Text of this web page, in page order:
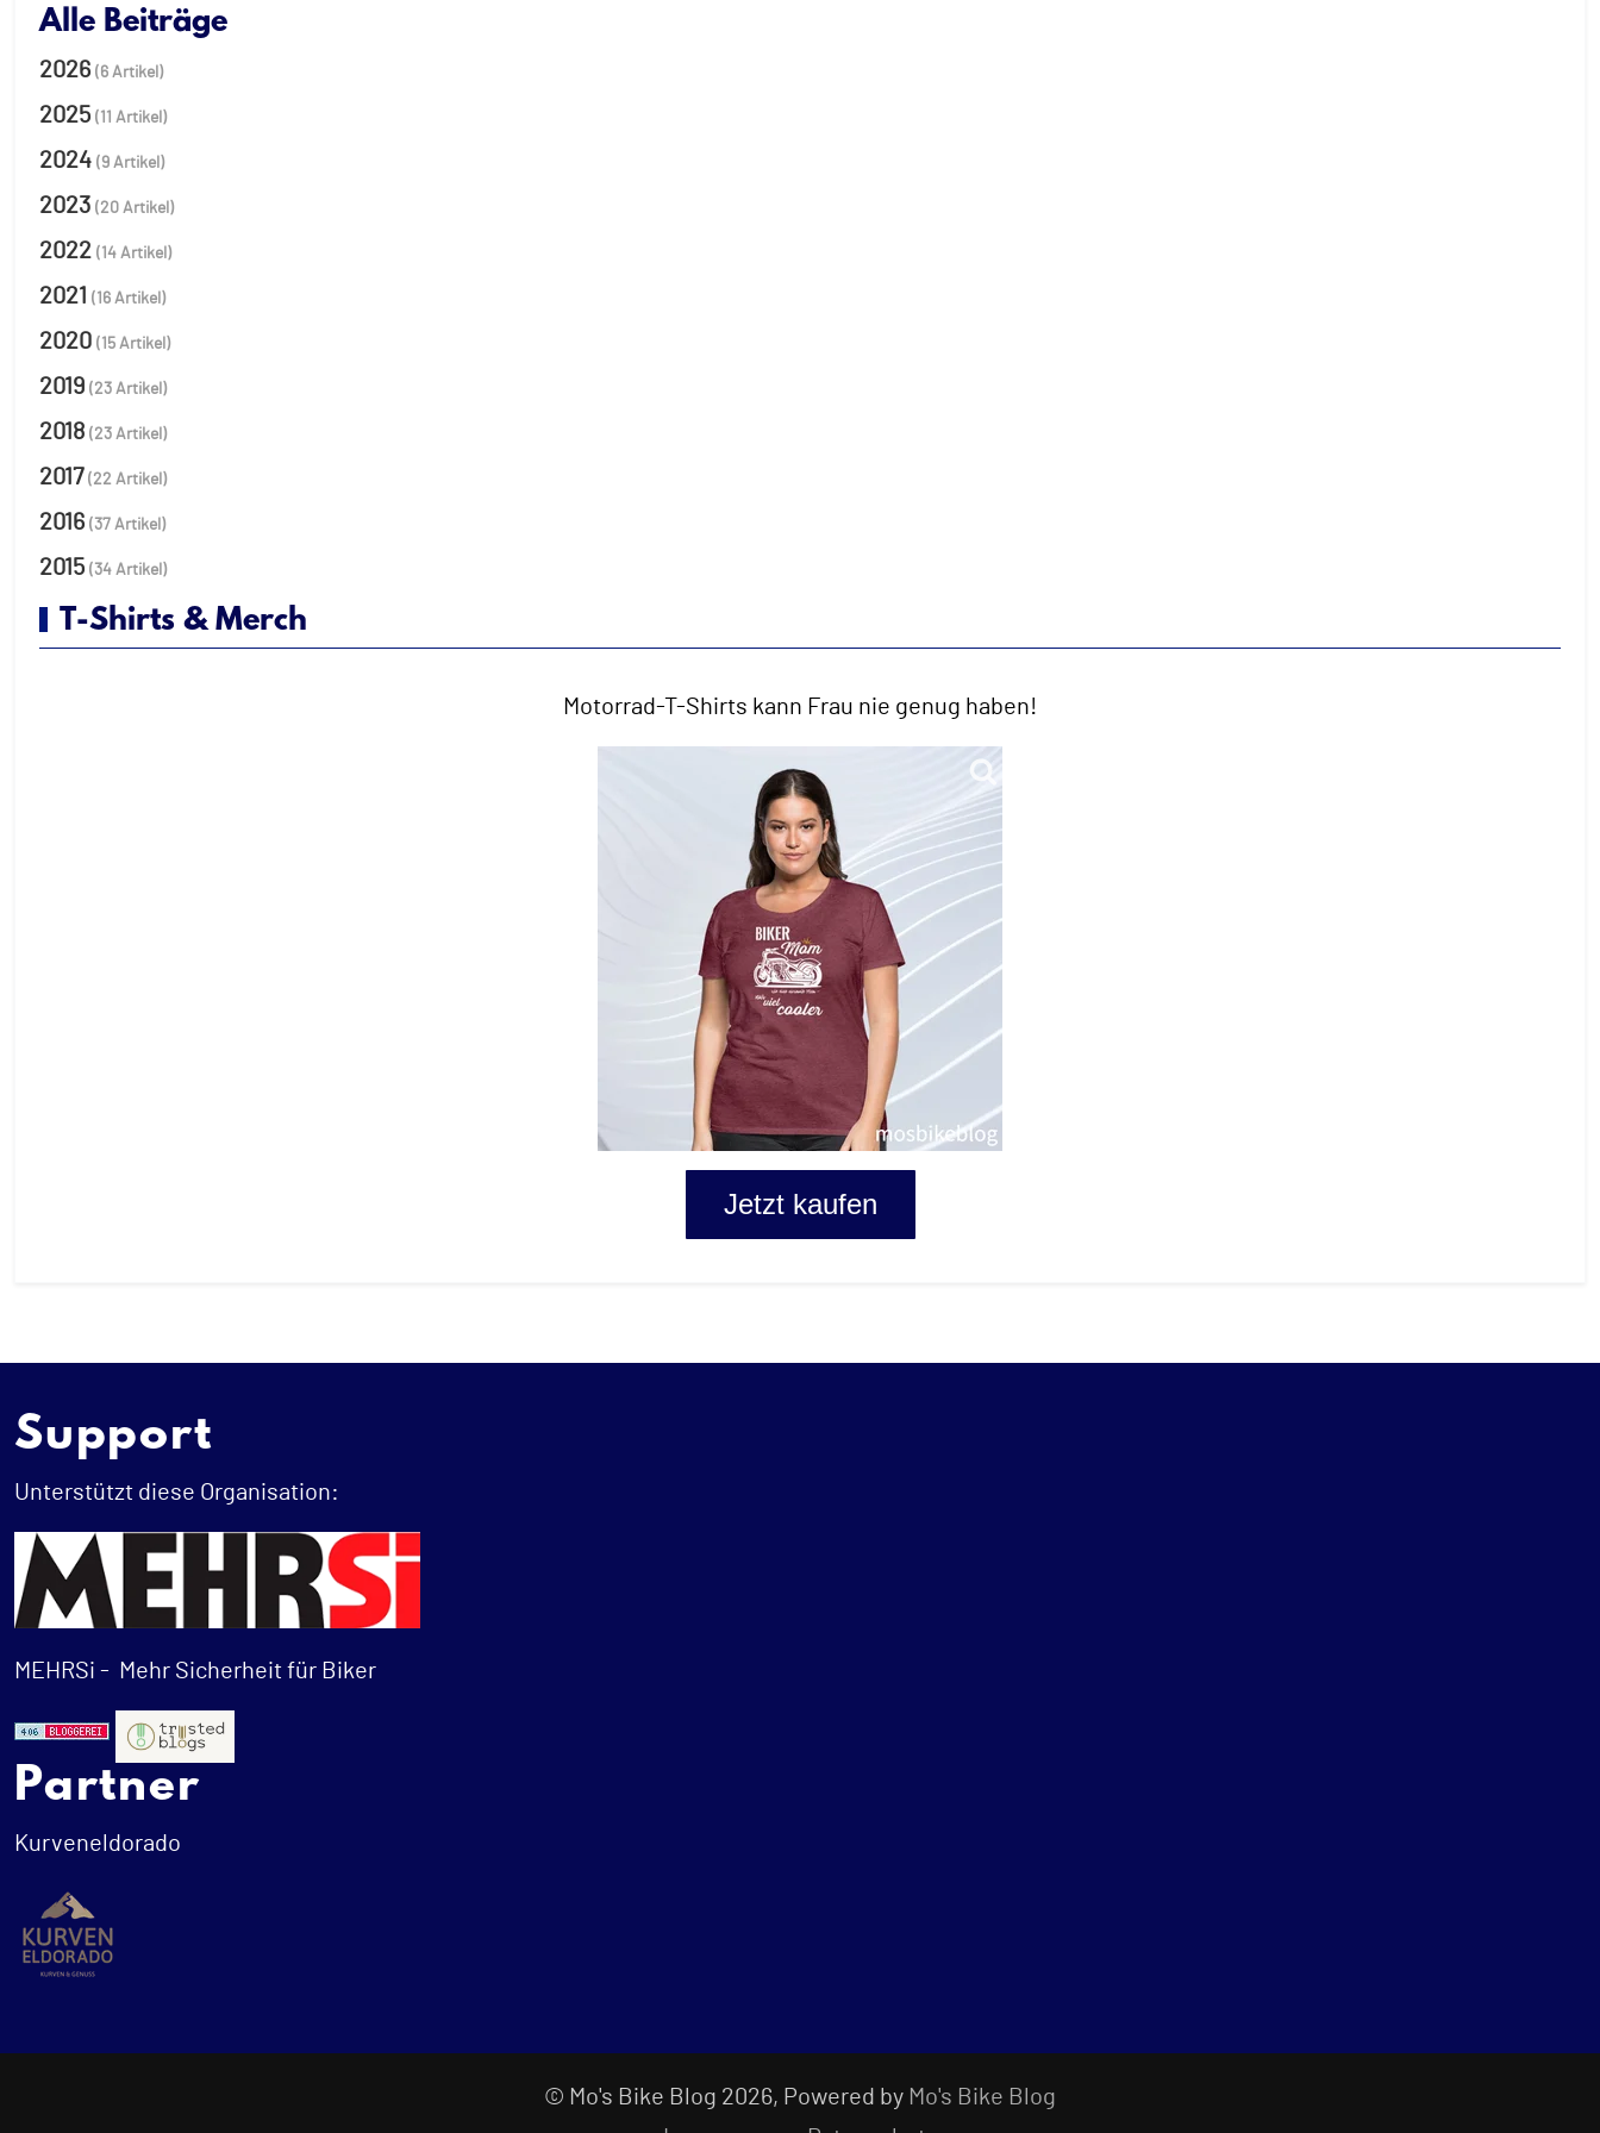
Alle Beiträge
2026 (6 Artikel)
2025 (11 Artikel)
2024 (9 Artikel)
2023 (20 Artikel)
2022 (14 Artikel)
2021 (16 Artikel)
2020 (15 Artikel)
2019 (23 Artikel)
2018 (23 Artikel)
2017 (22 Artikel)
2016 (37 Artikel)
2015 (34 Artikel)
T-Shirts & Merch
Motorrad-T-Shirts kann Frau nie genug haben!
Jetzt kaufen
Support
Unterstützt diese Organisation:
MEHRSi - Mehr Sicherheit für Biker
Partner
Kurveneldorado
© Mo's Bike Blog 2026, Powered by Mo's Bike Blog